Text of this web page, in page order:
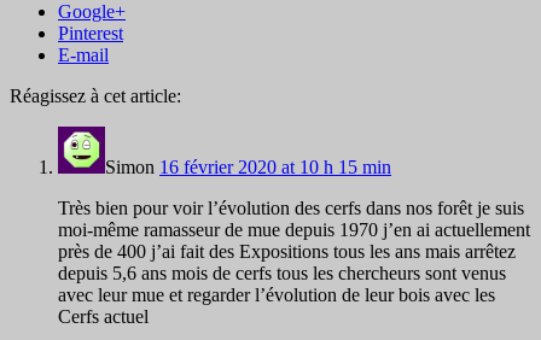
Google+
Pinterest
E-mail
Réagissez à cet article:
Simon 16 février 2020 at 10 h 15 min
Très bien pour voir l’évolution des cerfs dans nos forêt je suis
moi-même ramasseur de mue depuis 1970 j’en ai actuellement
près de 400 j’ai fait des Expositions tous les ans mais arrêtez
depuis 5,6 ans mois de cerfs tous les chercheurs sont venus
avec leur mue et regarder l’évolution de leur bois avec les
Cerfs actuel